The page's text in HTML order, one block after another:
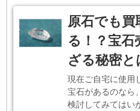
原石でも買
る！？宝石
ざる秘密と
現在ご自宅に使用
宝石があるのなら
検討してみてはい